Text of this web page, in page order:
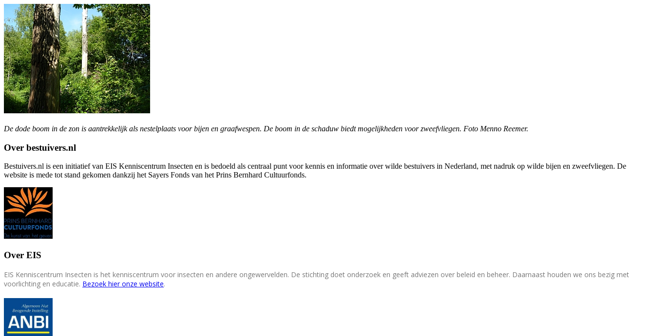
De dode boom in de zon is aantrekkelijk als nestelplaats voor bijen en graafwespen. De boom in de schaduw biedt mogelijkheden voor zweefvliegen. Foto Menno Reemer.
Over bestuivers.nl
Bestuivers.nl is een initiatief van EIS Kenniscentrum Insecten en is bedoeld als centraal punt voor kennis en informatie over wilde bestuivers in Nederland, met nadruk op wilde bijen en zweefvliegen. De
website is mede tot stand gekomen dankzij het Sayers Fonds van het Prins Bernhard Cultuurfonds.
Over EIS
EIS Kenniscentrum Insecten is het kenniscentrum voor insecten en andere ongewervelden. De stichting doet onderzoek en geeft adviezen over beleid en beheer. Daarnaast houden we ons bezig met
voorlichting en educatie. Bezoek hier onze website.